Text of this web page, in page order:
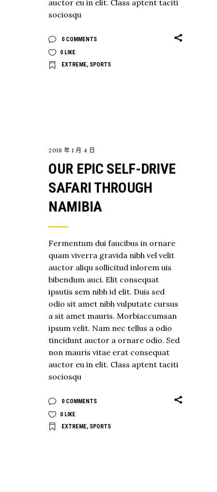
auctor eu in elit. Class aptent taciti
sociosqu
0 COMMENTS
0 LIKE
EXTREME, SPORTS
2018 年 1 月 4 日
OUR EPIC SELF-DRIVE
SAFARI THROUGH
NAMIBIA
Fermentum dui faucibus in ornare
quam viverra gravida nibh vel velit
auctor aliqu sollicitud inlorem uis
bibendum auci. Elit consequat
ipsutis sem nibh id elit. Duis sed
odio sit amet nibh vulputate cursus
a sit amet mauris. Morbiaccumsan
ipsum velit. Nam nec tellus a odio
tincidunt auctor a ornare odio. Sed
non mauris vitae erat consequat
auctor eu in elit. Class aptent taciti
sociosqu
0 COMMENTS
0 LIKE
EXTREME, SPORTS